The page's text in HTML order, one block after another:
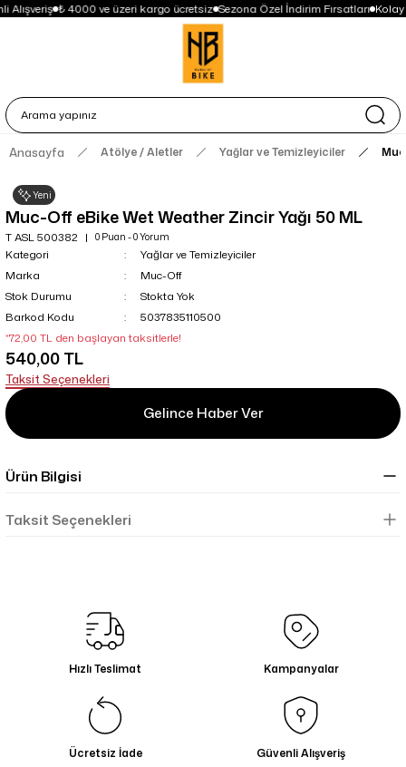
Alışveriş ₺ 4000 ve üzeri kargo ücretsiz Sezona Özel İndirim Fırsatları Kolay
Anasayfa Atölye / Aletler Yağlar ve Temizleyiciler
Yeni
Muc-Off eBike Wet Weather Zincir Yağı 50 ML
T ASL 500382 0 Puan - 0 Yorum
Kategori
Yağlar ve Temizleyiciler
Marka
Muc-Off
Stok Durumu
Stokta Yok
Barkod Kodu
5037835110500
*72,00 TL den başlayan taksitlerle!
540,00 TL
Taksit Seçenekleri
Gelince Haber Ver
Ürün Bilgisi
Taksit Seçenekleri
Hızlı Teslimat Kampanyalar
Ücretsiz İade Güvenli Alışveriş